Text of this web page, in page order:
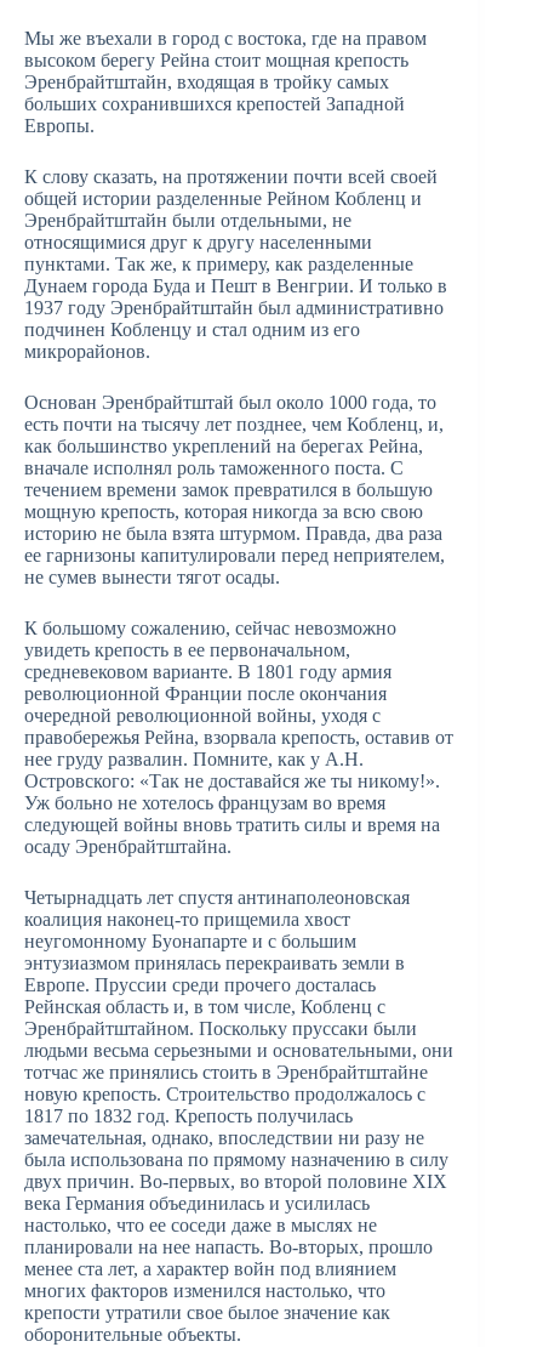
Мы же въехали в город с востока, где на правом
высоком берегу Рейна стоит мощная крепость
Эренбрайтштайн, входящая в тройку самых
больших сохранившихся крепостей Западной
Европы.
К слову сказать, на протяжении почти всей своей
общей истории разделенные Рейном Кобленц и
Эренбрайтштайн были отдельными, не
относящимися друг к другу населенными
пунктами. Так же, к примеру, как разделенные
Дунаем города Буда и Пешт в Венгрии. И только в
1937 году Эренбрайтштайн был административно
подчинен Кобленцу и стал одним из его
микрорайонов.
Основан Эренбрайтштай был около 1000 года, то
есть почти на тысячу лет позднее, чем Кобленц, и,
как большинство укреплений на берегах Рейна,
вначале исполнял роль таможенного поста. С
течением времени замок превратился в большую
мощную крепость, которая никогда за всю свою
историю не была взята штурмом. Правда, два раза
ее гарнизоны капитулировали перед неприятелем,
не сумев вынести тягот осады.
К большому сожалению, сейчас невозможно
увидеть крепость в ее первоначальном,
средневековом варианте. В 1801 году армия
революционной Франции после окончания
очередной революционной войны, уходя с
правобережья Рейна, взорвала крепость, оставив от
нее груду развалин. Помните, как у А.Н.
Островского: «Так не доставайся же ты никому!».
Уж больно не хотелось французам во время
следующей войны вновь тратить силы и время на
осаду Эренбрайтштайна.
Четырнадцать лет спустя антинаполеоновская
коалиция наконец-то прищемила хвост
неугомонному Буонапарте и с большим
энтузиазмом принялась перекраивать земли в
Европе. Пруссии среди прочего досталась
Рейнская область и, в том числе, Кобленц с
Эренбрайтштайном. Поскольку пруссаки были
людьми весьма серьезными и основательными, они
тотчас же принялись стоить в Эренбрайтштайне
новую крепость. Строительство продолжалось с
1817 по 1832 год. Крепость получилась
замечательная, однако, впоследствии ни разу не
была использована по прямому назначению в силу
двух причин. Во-первых, во второй половине XIX
века Германия объединилась и усилилась
настолько, что ее соседи даже в мыслях не
планировали на нее напасть. Во-вторых, прошло
менее ста лет, а характер войн под влиянием
многих факторов изменился настолько, что
крепости утратили свое былое значение как
оборонительные объекты.